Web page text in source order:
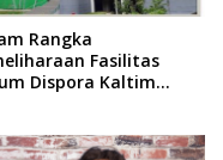
Rangka
Fasilitas
Dispora Kaltim